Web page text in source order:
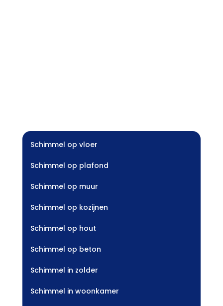
Schimmel op vloer
Schimmel op plafond
Schimmel op muur
Schimmel op kozijnen
Schimmel op hout
Schimmel op beton
Schimmel in zolder
Schimmel in woonkamer